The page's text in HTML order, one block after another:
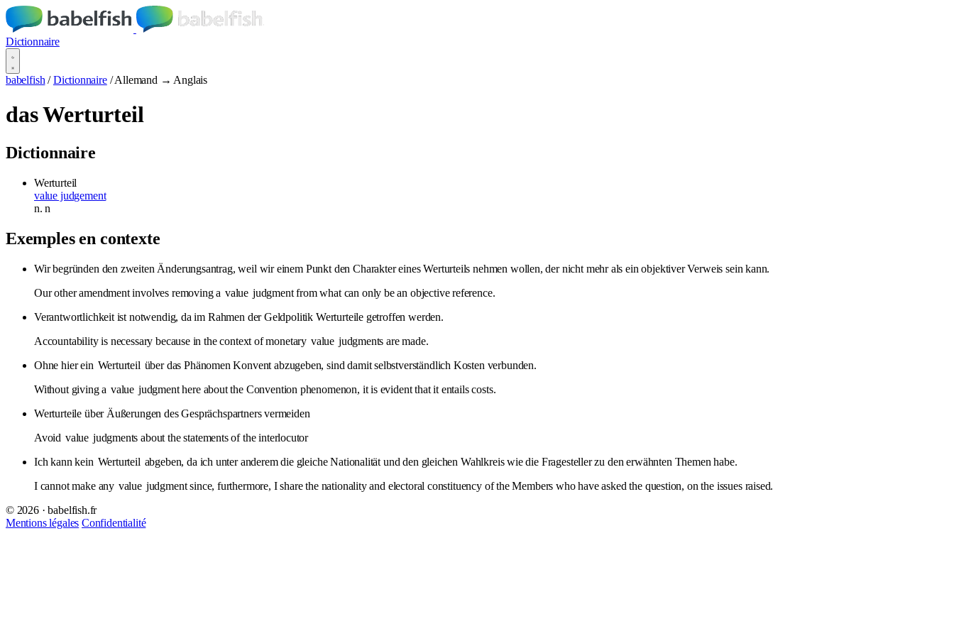
Dictionnaire
babelfish / Dictionnaire / Allemand → Anglais
das Werturteil
Dictionnaire
Werturteil
value judgement
n.n
Exemples en contexte
Wir begründen den zweiten Änderungsantrag, weil wir einem Punkt den Charakter eines Werturteils nehmen wollen, der nicht mehr als ein objektiver Verweis sein kann.
Our other amendment involves removing a value judgment from what can only be an objective reference.
Verantwortlichkeit ist notwendig, da im Rahmen der Geldpolitik Werturteile getroffen werden.
Accountability is necessary because in the context of monetary value judgments are made.
Ohne hier ein Werturteil über das Phänomen Konvent abzugeben, sind damit selbstverständlich Kosten verbunden.
Without giving a value judgment here about the Convention phenomenon, it is evident that it entails costs.
Werturteile über Äußerungen des Gesprächspartners vermeiden
Avoid value judgments about the statements of the interlocutor
Ich kann kein Werturteil abgeben, da ich unter anderem die gleiche Nationalität und den gleichen Wahlkreis wie die Fragesteller zu den erwähnten Themen habe.
I cannot make any value judgment since, furthermore, I share the nationality and electoral constituency of the Members who have asked the question, on the issues raised.
© 2026 · babelfish.fr
Mentions légales Confidentialité